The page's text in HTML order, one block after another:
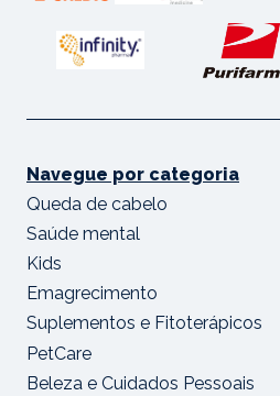
Navegue por categoria
Queda de cabelo
Saúde mental
Kids
Emagrecimento
Suplementos e Fitoterápicos
PetCare
Beleza e Cuidados Pessoais